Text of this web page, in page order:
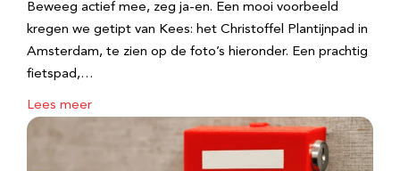
Beweeg actief mee, zeg ja-en. Een mooi voorbeeld
kregen we getipt van Kees: het Christoffel Plantijnpad in
Amsterdam, te zien op de foto’s hieronder. Een prachtig
fietspad,…
Lees meer